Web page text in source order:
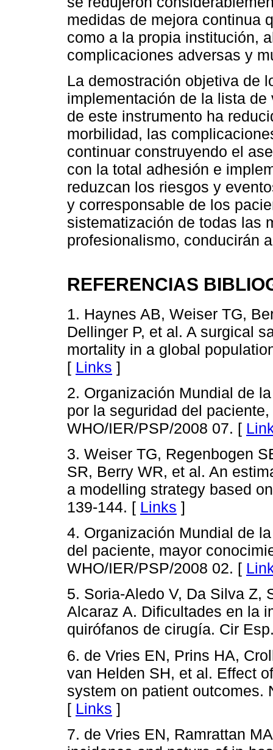
medidas de mejora continua
como a la propia institución,
complicaciones adversas y
La demostración objetiva de
implementación de la lista
de este instrumento ha
morbilidad, las
continuar construyendo el
con la total adhesión e
reduzcan los riesgos y
y corresponsable de los
sistematización de todas las
profesionalismo, conducirán
REFERENCIAS
1. Haynes AB, Weiser TG,
Dellinger P, et al. A surgical
mortality in a global
[ Links ]
2. Organización Mundial de
por la seguridad del
WHO/IER/PSP/2008 07. [
3. Weiser TG, Regenbogen
SR, Berry WR, et al. An
a modelling strategy based
139-144. [ Links ]
4. Organización Mundial de
del paciente, mayor
WHO/IER/PSP/2008 02. [
5. Soria-Aledo V, Da Silva Z,
Alcaraz A. Dificultades en la
quirófanos de cirugía. Cir
6. de Vries EN, Prins HA,
van Helden SH, et al. Effect
system on patient outcomes.
[ Links ]
7. de Vries EN, Ramrattan